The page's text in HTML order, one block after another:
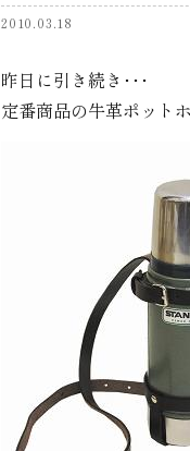
2010.03.18
昨日に引き続き･･･
定番商品の牛革ポット